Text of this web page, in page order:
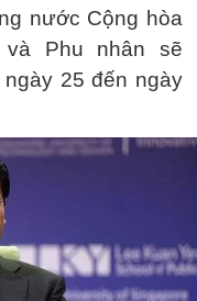
nước Cộng hòa
và Phu nhân sẽ
25 đến ngày